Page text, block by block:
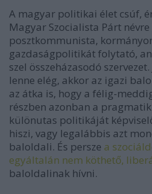
A magyar politikai élet csúf,
Magyar Szocialista Párt
posztkommunista,
gazdaságpolitikát folytató,
szel összeházasodó
lenne elég, akkor az igazi
az átka is, hogy a félig-
részben azonban a
különutas politikáját
hiszi, vagy legalábbis azt
baloldali. És persze a
egyáltalán nem köthető,
baloldalinak hívni.